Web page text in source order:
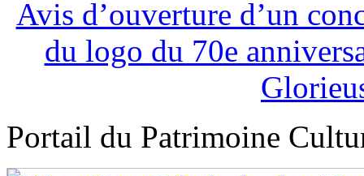
Avis d’ouverture d’un
du logo du 70e
Portail du Patrimoine